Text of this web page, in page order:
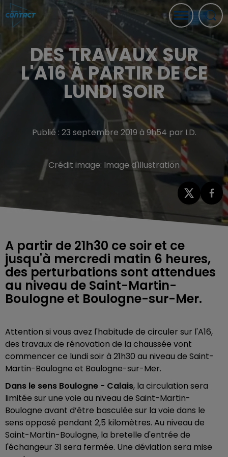
DES TRAVAUX SUR
L'A16 À PARTIR DE CE
LUNDI SOIR
Publié : 23 septembre 2019 à 9h54 par I.D.
Crédit image: Image d'illustration
A partir de 21h30 ce soir et ce
jusqu'à mercredi matin 6 heures,
des perturbations sont attendues
au niveau de Saint-Martin-
Boulogne et Boulogne-sur-Mer.
Attention si vous avez l'habitude de circuler sur l'A16,
des travaux de rénovation de la chaussée vont
commencer ce lundi soir à 21h30 au niveau de Saint-
Martin-Boulogne et Boulogne-sur-Mer.
Dans le sens Boulogne - Calais, la circulation sera
limitée sur une voie au niveau de Saint-Martin-
Boulogne avant d’être basculée sur la voie dans le
sens opposé pendant 2,5 kilomètres. Au niveau de
Saint-Martin-Boulogne, la bretelle d'entrée de
l'échangeur 31 sera fermée. Une déviation sera mise